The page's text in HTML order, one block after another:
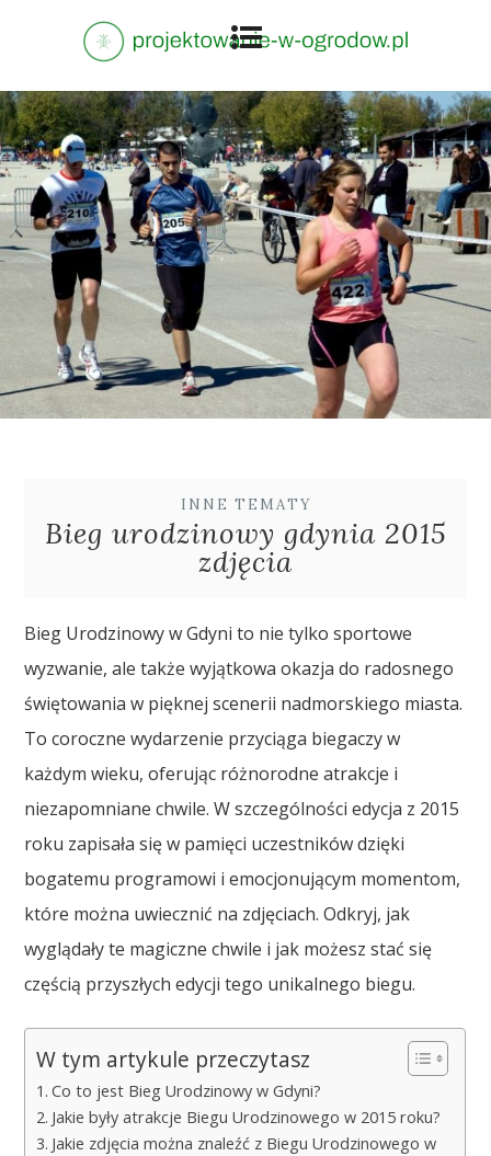
INNE TEMATY
Bieg urodzinowy gdynia 2015
zdjęcia
Bieg Urodzinowy w Gdyni to nie tylko sportowe
wyzwanie, ale także wyjątkowa okazja do radosnego
świętowania w pięknej scenerii nadmorskiego miasta.
To coroczne wydarzenie przyciąga biegaczy w
każdym wieku, oferując różnorodne atrakcje i
niezapomniane chwile. W szczególności edycja z 2015
roku zapisała się w pamięci uczestników dzięki
bogatemu programowi i emocjonującym momentom,
które można uwiecznić na zdjęciach. Odkryj, jak
wyglądały te magiczne chwile i jak możesz stać się
częścią przyszłych edycji tego unikalnego biegu.
W tym artykule przeczytasz
Co to jest Bieg Urodzinowy w Gdyni?
Jakie były atrakcje Biegu Urodzinowego w 2015 roku?
Jakie zdjęcia można znaleźć z Biegu Urodzinowego w